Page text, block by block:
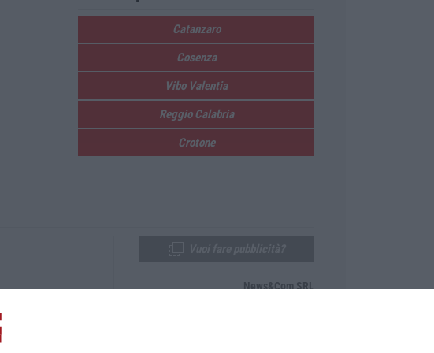
Catanzaro
Cosenza
Vibo Valentia
Reggio Calabria
Crotone
News&Com SRL